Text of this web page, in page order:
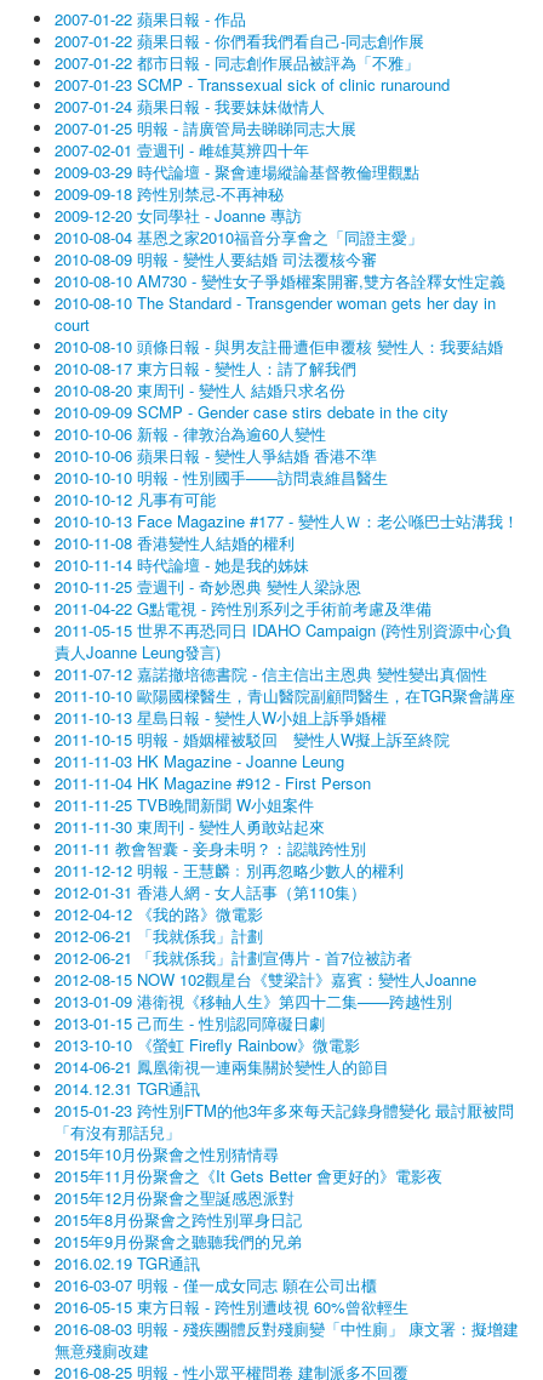
2007-01-22 蘋果日報 - 作品
2007-01-22 蘋果日報 - 你們看我們看自己-同志創作展
2007-01-22 都市日報 - 同志創作展品被評為「不雅」
2007-01-23 SCMP - Transsexual sick of clinic runaround
2007-01-24 蘋果日報 - 我要妹妹做情人
2007-01-25 明報 - 請廣管局去睇睇同志大展
2007-02-01 壹週刊 - 雌雄莫辨四十年
2009-03-29 時代論壇 - 聚會連場縱論基督教倫理觀點
2009-09-18 跨性別禁忌-不再神秘
2009-12-20 女同學社 - Joanne 專訪
2010-08-04 基恩之家2010福音分享會之「同證主愛」
2010-08-09 明報 - 變性人要結婚 司法覆核今審
2010-08-10 AM730 - 變性女子爭婚權案開審,雙方各詮釋女性定義
2010-08-10 The Standard - Transgender woman gets her day in
court
2010-08-10 頭條日報 - 與男友註冊遭佢申覆核 變性人：我要結婚
2010-08-17 東方日報 - 變性人：請了解我們
2010-08-20 東周刊 - 變性人 結婚只求名份
2010-09-09 SCMP - Gender case stirs debate in the city
2010-10-06 新報 - 律敦治為逾60人變性
2010-10-06 蘋果日報 - 變性人爭結婚 香港不準
2010-10-10 明報 - 性別國手——訪問袁維昌醫生
2010-10-12 凡事有可能
2010-10-13 Face Magazine #177 - 變性人Ｗ：老公喺巴士站溝我！
2010-11-08 香港變性人結婚的權利
2010-11-14 時代論壇 - 她是我的姊妹
2010-11-25 壹週刊 - 奇妙恩典 變性人梁詠恩
2011-04-22 G點電視 - 跨性別系列之手術前考慮及準備
2011-05-15 世界不再恐同日 IDAHO Campaign (跨性別資源中心負
責人Joanne Leung發言)
2011-07-12 嘉諾撤培德書院 - 信主信出主恩典 變性變出真個性
2011-10-10 歐陽國樑醫生，青山醫院副顧問醫生，在TGR聚會講座
2011-10-13 星島日報 - 變性人W小姐上訴爭婚權
2011-10-15 明報 - 婚姻權被駁回 變性人W擬上訴至終院
2011-11-03 HK Magazine - Joanne Leung
2011-11-04 HK Magazine #912 - First Person
2011-11-25 TVB晚間新聞 W小姐案件
2011-11-30 東周刊 - 變性人勇敢站起來
2011-11 教會智囊 - 妾身未明？：認識跨性別
2011-12-12 明報 - 王慧麟﹕別再忽略少數人的權利
2012-01-31 香港人網 - 女人話事（第110集）
2012-04-12 《我的路》微電影
2012-06-21 「我就係我」計劃
2012-06-21 「我就係我」計劃宣傳片 - 首7位被訪者
2012-08-15 NOW 102觀星台《雙梁計》嘉賓：變性人Joanne
2013-01-09 港衛視《移軸人生》第四十二集——跨越性別
2013-01-15 己而生 - 性別認同障礙日劇
2013-10-10 《螢虹 Firefly Rainbow》微電影
2014-06-21 鳳凰衛視一連兩集關於變性人的節目
2014.12.31 TGR通訊
2015-01-23 跨性別FTM的他3年多來每天記錄身體變化 最討厭被問
「有沒有那話兒」
2015年10月份聚會之性別猜情尋
2015年11月份聚會之《It Gets Better 會更好的》電影夜
2015年12月份聚會之聖誕感恩派對
2015年8月份聚會之跨性別單身日記
2015年9月份聚會之聽聽我們的兄弟
2016.02.19 TGR通訊
2016-03-07 明報 - 僅一成女同志 願在公司出櫃
2016-05-15 東方日報 - 跨性別遭歧視 60%曾欲輕生
2016-08-03 明報 - 殘疾團體反對殘廁變「中性廁」 康文署：擬增建
無意殘廁改建
2016-08-25 明報 - 性小眾平權問卷 建制派多不回覆